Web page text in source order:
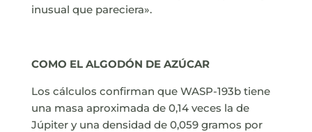
inusual que pareciera».
COMO EL ALGODÓN DE AZÚCAR
Los cálculos confirman que WASP-193b tiene
una masa aproximada de 0,14 veces la de
Júpiter y una densidad de 0,059 gramos por